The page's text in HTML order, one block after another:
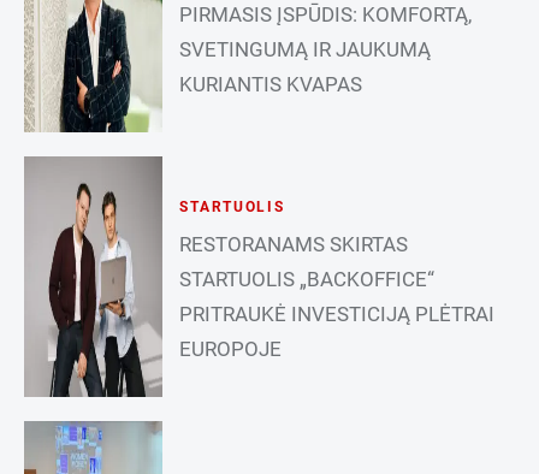
PIRMASIS ĮSPŪDIS: KOMFORTĄ,
SVETINGUMĄ IR JAUKUMĄ
KURIANTIS KVAPAS
STARTUOLIS
RESTORANAMS SKIRTAS
STARTUOLIS „BACKOFFICE“
PRITRAUKĖ INVESTICIJĄ PLĖTRAI
EUROPOJE